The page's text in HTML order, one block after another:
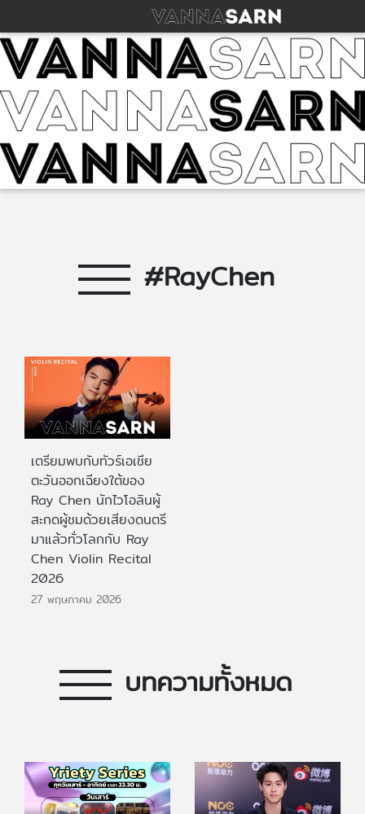
#RayChen
เตรียมพบกับทัวร์เอเชีย
ตะวันออกเฉียงใต้ของ
Ray Chen นักไวโอลินผู้
สะกดผู้ชมด้วยเสียงดนตรี
มาแล้วทั่วโลกกับ Ray
Chen Violin Recital
2026
27 พฤษภาคม 2026
บทความทั้งหมด